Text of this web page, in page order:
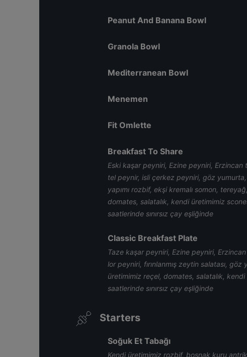
Peanut And Banana Bowl
Granola Bowl
Mediterranean Bowl
Menemen
Fit Omlette
Breakfast To Share
Eski kaşar peyniri, Ezine peyniri,
tel peynir, isli çerkez peyniri, göz yumurta,
yapımı rozbif, ekşi kremalı somon,
domates, salatalık, kendi üretimimiz
saatlerinde sınırsız çay eşliğinde
Classic Breakfast Plate
Taze kaşar peyniri, Ezine peyniri,
lor peyniri, fırınlanmış zeytin salatası,
üretimimiz reçel, domates, salatalık,
saatlerinde sınırsız çay eşliğinde
Starters
Soğuk Et Tabağı
Kendi üretimimiz rozbif, boşnak kuru